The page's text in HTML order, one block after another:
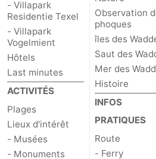
Egmond
aan
Zee
-
Noordhollands
duinreservaat
-
Wijk
Zee
-
Zuid-
Kennermerland
Amsterdam
-
Haarlem
-
- Villapark
Residentie Texel
- Villapark
Vogelmient
Hôtels
Last minutes
ACTIVITÉS
Plages
Lieux d'intérêt
- Musées
- Monuments
Observation
phoques
îles des
Saut des
Mer des
Histoire
INFOS
PRATIQUES
Route
- Ferry